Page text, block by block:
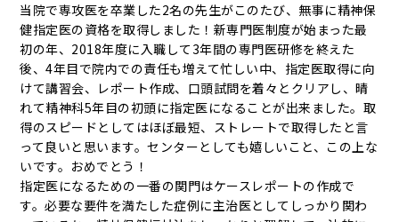
当院で専攻医を卒業した2名の先生がこのたび、無事に精神保
健指定医の資格を取得しました！新専門医制度が始まった最
初の年、2018年度に入職して3年間の専門医研修を終えた
後、4年目で院内での責任も増えて忙しい中、指定医取得に向
けて講習会、レポート作成、口頭試問を着々とクリアし、晴
れて精神科5年目の初頭に指定医になることが出来ました。取
得のスピードとしてはほぼ最短、ストレートで取得したと言
って良いと思います。センターとしても嬉しいこと、この上な
いです。おめでとう！
指定医になるための一番の関門はケースレポートの作成で
す。必要な要件を満たした症例に主治医としてしっかり関わ